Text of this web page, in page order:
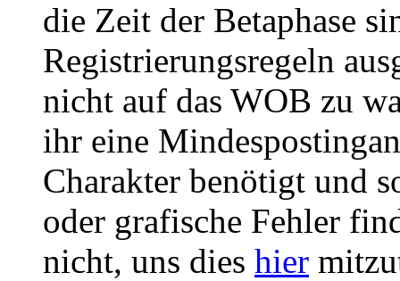
die Zeit der Betaphase
Registrierungsregeln
nicht auf das WOB zu
ihr eine
Charakter benötigt und
oder grafische Fehler
nicht, uns dies hier